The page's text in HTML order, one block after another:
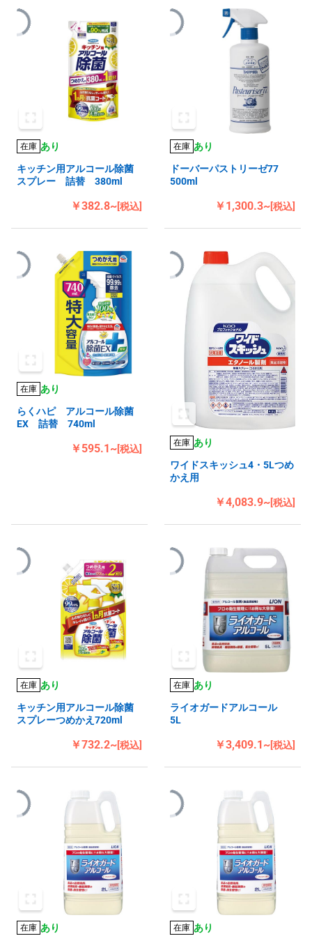
在庫 あり
キッチン用アルコール除菌
スプレー 詰替 380ml
￥382.8~[税込]
在庫 あり
ドーバーパストリーゼ77
500ml
￥1,300.3~[税込]
在庫 あり
らくハピ アルコール除菌
EX 詰替 740ml
￥595.1~[税込]
在庫 あり
ワイドスキッシュ4・5Lつめ
かえ用
￥4,083.9~[税込]
在庫 あり
キッチン用アルコール除菌
スプレーつめかえ720ml
￥732.2~[税込]
在庫 あり
ライオガードアルコール
5L
￥3,409.1~[税込]
在庫 あり
在庫 あり